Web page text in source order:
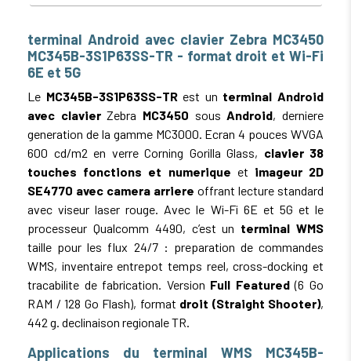
terminal Android avec clavier Zebra MC3450
MC345B-3S1P63SS-TR - format droit et Wi-Fi
6E et 5G
Le MC345B-3S1P63SS-TRest un terminal Android
avec clavierZebra MC3450 sous Android, derniere
generation de la gamme MC3000. Ecran 4 pouces WVGA
600 cd/m2 en verre Corning Gorilla Glass, clavier 38
touches fonctions et numerique et imageur 2D
SE4770 avec camera arriere offrant lecture standard
avec viseur laser rouge. Avec le Wi-Fi 6E et 5G et le
processeur Qualcomm 4490, c’est un terminal WMS
taille pour les flux 24/7 : preparation de commandes
WMS, inventaire entrepot temps reel, cross-docking et
tracabilite de fabrication. Version Full Featured(6 Go
RAM / 128 Go Flash), format droit (Straight Shooter),
442 g. declinaison regionale TR.
Applications du terminal WMS MC345B-